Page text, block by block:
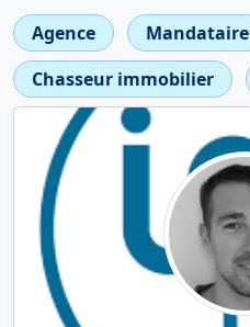
Agence
Mandataire
Chasseur immobilier